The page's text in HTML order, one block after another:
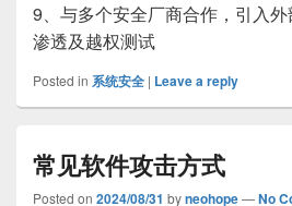
9、与多个安全厂商合作，引入
渗透及越权测试
Posted in 系统安全 | Leave a reply
常见软件攻击方式
Posted on 2024/08/31 byneohope—No